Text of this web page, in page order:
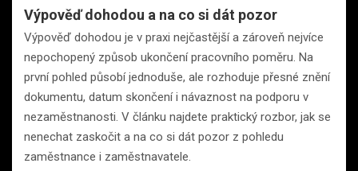
Výpověď dohodou a na co si dát pozor
Výpověď dohodou je v praxi nejčastější a zároveň nejvíce
nepochopený způsob ukončení pracovního poměru. Na
první pohled působí jednoduše, ale rozhoduje přesné znění
dokumentu, datum skončení i návaznost na podporu v
nezaměstnanosti. V článku najdete praktický rozbor, jak se
nenechat zaskočit a na co si dát pozor z pohledu
zaměstnance i zaměstnavatele.